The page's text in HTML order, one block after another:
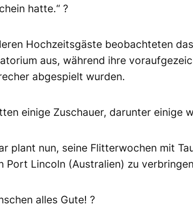
hatte.“ ?
Hochzeitsgäste beobachteten
aus, während ihre
abgespielt wurden.
einige Zuschauer, darunter einige
plant nun, seine Flitterwochen mit
Port Lincoln (Australien) zu
alles Gute! ?